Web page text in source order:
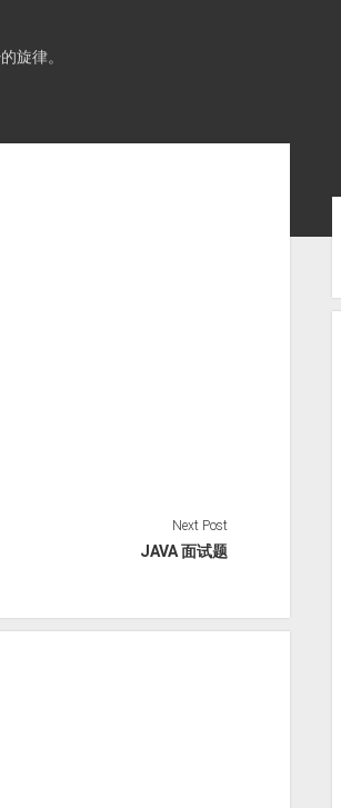
旋律。
Next Post
JAVA 面试题